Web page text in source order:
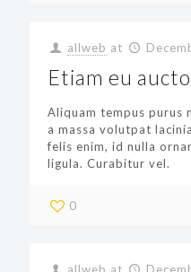
allweb at
Etiam eu
Aliquam tempus purus
a massa volutpat
felis enim, id nulla
ligula. Curabitur vel.
0